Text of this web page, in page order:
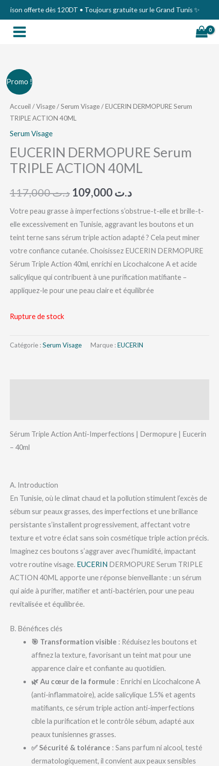
Aller
au
contenu
offerte dès 120DT • Toujours gratuite sur le Grand Tunis ✨
Promo !
Accueil /Visage/Serum Visage/ EUCERIN DERMOPURE Serum
TRIPLE ACTION 40ML
Serum Visage
EUCERIN DERMOPURE Serum
TRIPLE ACTION 40ML
د.ت117,000
prix
initial
د.ت 117,000.
د.ت
prix
Votre peau grasse à imperfections s’obstrue-t-elle et brille-t-
elle excessivement en Tunisie, aggravant les boutons et un
teint terne sans sérum triple action adapté ? Cela peut miner
votre confiance cutanée. Choisissez EUCERIN DERMOPURE
Sérum Triple Action 40ml, enrichi en Licochalcone A et acide
salicylique qui contribuent à une purification matifiante –
appliquez-le pour une peau claire et équilibrée
Rupture de stock
Catégorie :Serum Visage Marque :EUCERIN
Sérum Triple Action Anti-Imperfections | Dermopure | Eucerin
– 40ml
A. Introduction
En Tunisie, où le climat chaud et la pollution stimulent l’excès de
sébum sur peaux grasses, des imperfections et une brillance
persistante s’installent progressivement, affectant votre
texture et votre éclat sans soin cosmétique triple action précis.
Imaginez ces boutons s’aggraver avec l’humidité, impactant
votre routine visage. EUCERIN DERMOPURE Serum TRIPLE
ACTION 40ML apporte une réponse bienveillante : un sérum
qui aide à purifier, matifier et anti-bactérien, pour une peau
revitalisée et équilibrée.
B. Bénéfices clés
🎯 Transformation visible : Réduisez les boutons et
affinez la texture, favorisant un teint mat pour une
apparence claire et confiante au quotidien.
🌿 Au cœur de la formule : Enrichi en Licochalcone A
(anti-inflammatoire), acide salicylique 1.5% et agents
matifiants, ce sérum triple action anti-imperfections
cible la purification et le contrôle sébum, adapté aux
peaux tunisiennes grasses.
✅ Sécurité & tolérance : Sans parfum ni alcool, testé
dermatologiquement, il convient aux peaux sensibles